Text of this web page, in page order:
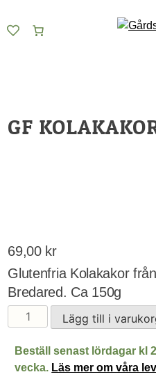
to
GF
69,00 kr
Glutenfria Kolakakor
Bredared. Ca 150g
Kolakakor
Lägg till i
Beställ senast lördagar kl
vecka. Läs mer om våra